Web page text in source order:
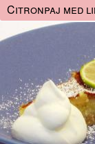
Citronpaj med